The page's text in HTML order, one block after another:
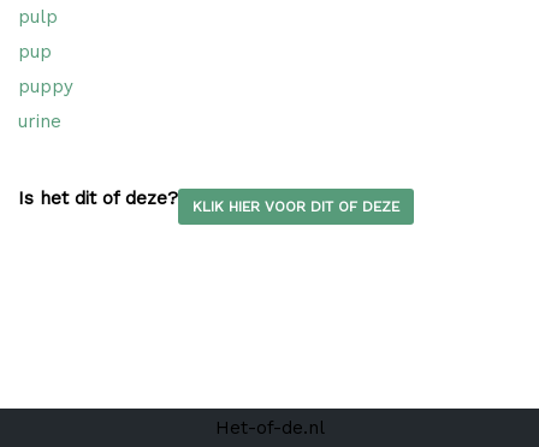
pulp
pup
puppy
urine
Is het dit of deze? KLIK HIER VOOR DIT OF DEZE
Het-of-de.nl